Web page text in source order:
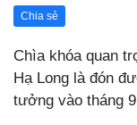
Chia sẻ
Chìa khóa quan
Hạ Long là đón
tưởng vào tháng